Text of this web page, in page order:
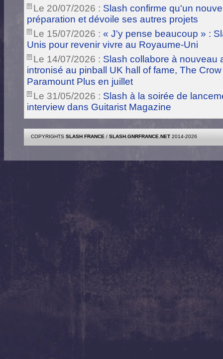
Le 20/07/2026 : Slash confirme qu'un
préparation et dévoile ses autres projets
Le 15/07/2026 : « J'y pense beaucoup » :
Unis pour revenir vivre au Royaume-Uni
Le 14/07/2026 : Slash collabore à nouveau
intronisé au pinball UK hall of fame, The
Paramount Plus en juillet
Le 31/05/2026 : Slash à la soirée de
interview dans Guitarist Magazine
COPYRIGHTS SLASH FRANCE / SLASH.GNRFRANCE.NET 2014-2026